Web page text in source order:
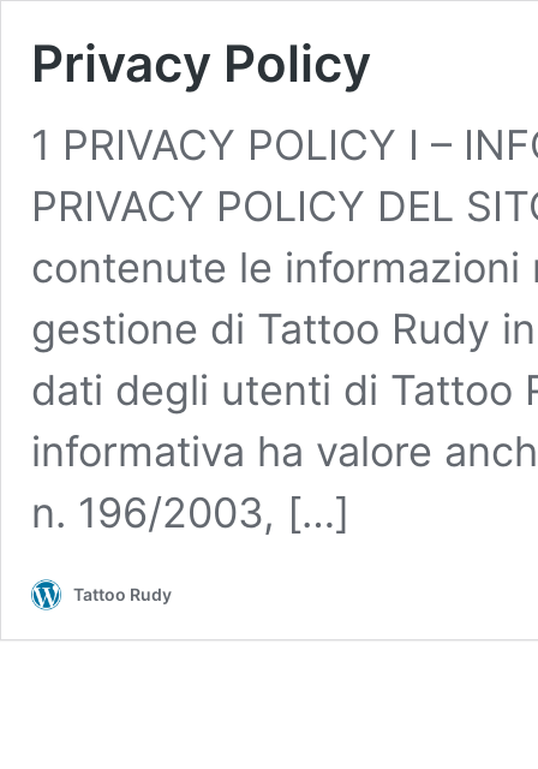
Privacy Policy
1 PRIVACY POLICY I –
PRIVACY POLICY DEL
contenute le informazioni
gestione di Tattoo Rudy
dati degli utenti di Tattoo
informativa ha valore
n. 196/2003, […]
Tattoo Rudy